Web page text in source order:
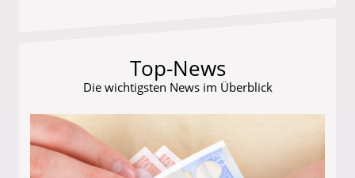
Top-News
Die wichtigsten News im Überblick